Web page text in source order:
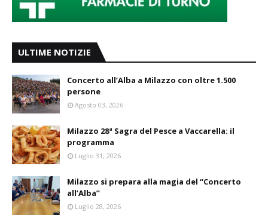
ULTIME NOTIZIE
Concerto all’Alba a Milazzo con oltre 1.500
persone
Agosto 03, 2026
Milazzo 28ª Sagra del Pesce a Vaccarella: il
programma
Luglio 31, 2026
Milazzo si prepara alla magia del “Concerto
all’Alba”
Luglio 28, 2026